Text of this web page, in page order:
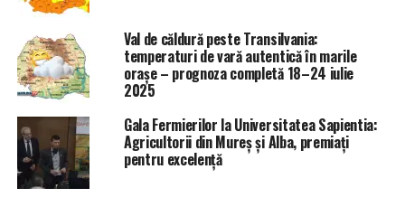
Val de căldură peste Transilvania:
temperaturi de vară autentică în marile
orașe – prognoza completă 18–24 iulie
2025
Gala Fermierilor la Universitatea Sapientia:
Agricultorii din Mureș și Alba, premiați
pentru excelență